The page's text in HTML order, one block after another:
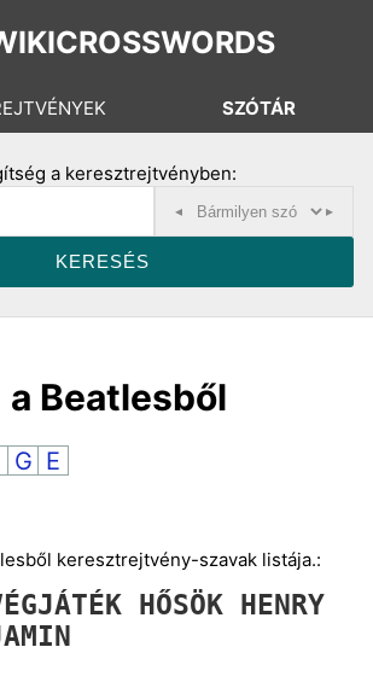
SZÓTÁR
a keresztrejtvényben:
◂ ▸
Beatlesből
G E
keresztrejtvény-szavak listája.:
HŐSÖK HENRY